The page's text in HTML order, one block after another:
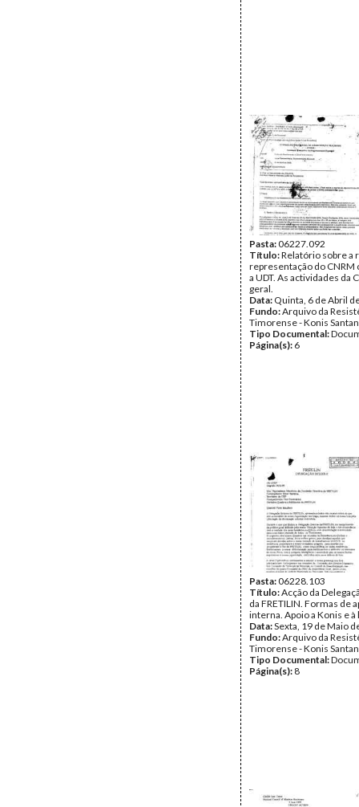
Pasta:06227.092
Título:Relatório sobre a
representação do CNRM
a UDT. As actividades da
geral.
Data: Quinta, 6 de Abril
Fundo:Arquivo da
Timorense - Konis
Tipo Documental:
Página(s): 6
Pasta:06228.103
Título:Acção da
da FRETILIN. Formas de
interna. Apoio a Konis e
Data:Sexta, 19 de Maio
Fundo:Arquivo da
Timorense - Konis
Tipo Documental:
Página(s): 8